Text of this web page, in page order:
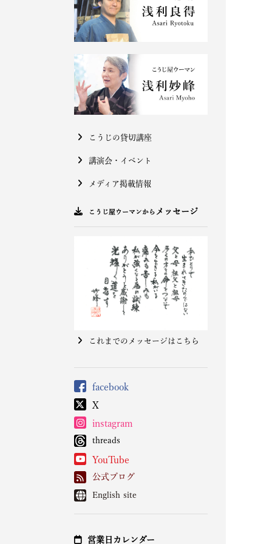
こうじの貸切講座
講演会・イベント
メディア掲載情報
こうじ屋ウーマンから メッセージ
これまでのメッセージはこちら
facebook
X
instagram
threads
YouTube
公式ブログ
English site
営業日カレンダー